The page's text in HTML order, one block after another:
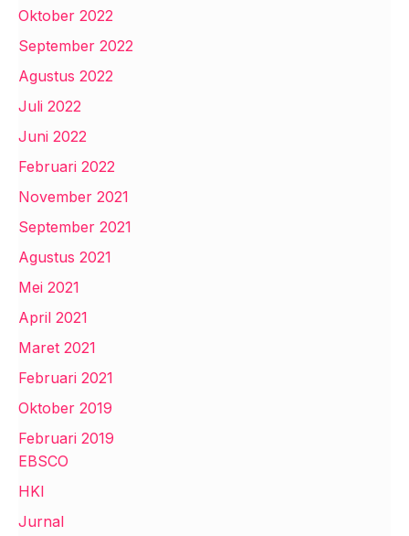
Oktober 2022
September 2022
Agustus 2022
Juli 2022
Juni 2022
Februari 2022
November 2021
September 2021
Agustus 2021
Mei 2021
April 2021
Maret 2021
Februari 2021
Oktober 2019
Februari 2019
EBSCO
HKI
Jurnal